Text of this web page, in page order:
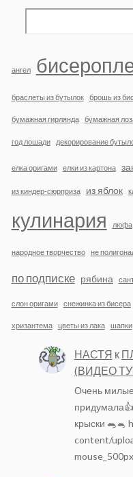
ангел
браслеты из бутылок брошь из
бумажная гирлянда бумажная
год лошади декорирование
елка оригами елки из картона
из киндер-сюрприза из яблок
кулинария люфа
народное творчество не
по подписке рябина
слон оригами снежинка из бисера
хризантема цветы из лака шапки
НАСТЯ к
(ВИДЕО
Очень
крыски 🐀🐁
content/